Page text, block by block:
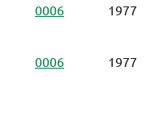
0006
1977
0006 1977